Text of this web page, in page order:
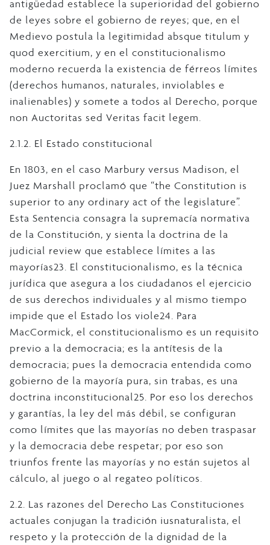
antigüedad establece la superioridad del gobierno
de leyes sobre el gobierno de reyes; que, en el
Medievo postula la legitimidad absque titulum y
quod exercitium, y en el constitucionalismo
moderno recuerda la existencia de férreos límites
(derechos humanos, naturales, inviolables e
inalienables) y somete a todos al Derecho, porque
non Auctoritas sed Veritas facit legem.
2.1.2. El Estado constitucional
En 1803, en el caso Marbury versus Madison, el
Juez Marshall proclamó que “the Constitution is
superior to any ordinary act of the legislature”.
Esta Sentencia consagra la supremacía normativa
de la Constitución, y sienta la doctrina de la
judicial review que establece límites a las
mayorías23. El constitucionalismo, es la técnica
jurídica que asegura a los ciudadanos el ejercicio
de sus derechos individuales y al mismo tiempo
impide que el Estado los viole24. Para
MacCormick, el constitucionalismo es un requisito
previo a la democracia; es la antítesis de la
democracia; pues la democracia entendida como
gobierno de la mayoría pura, sin trabas, es una
doctrina inconstitucional25. Por eso los derechos
y garantías, la ley del más débil, se configuran
como límites que las mayorías no deben traspasar
y la democracia debe respetar; por eso son
triunfos frente las mayorías y no están sujetos al
cálculo, al juego o al regateo políticos.
2.2. Las razones del Derecho Las Constituciones
actuales conjugan la tradición iusnaturalista, el
respeto y la protección de la dignidad de la